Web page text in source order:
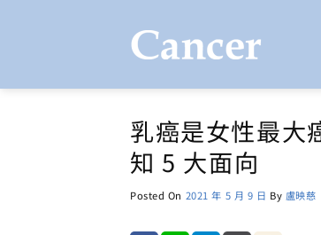
乳癌是女性最
知 5 大面向
Posted On 2021 年 5 月 9 日 By 盧映慈